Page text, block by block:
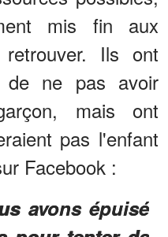
mis fin aux
Ils ont
de ne pas avoir
mais ont
pas l'enfant
Facebook :
avons épuisé